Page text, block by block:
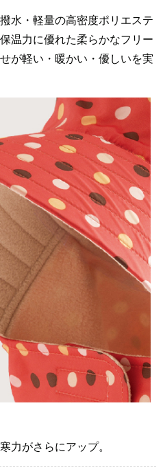
水・軽量の高密度ポリエステ
温力に優れた柔らかなフリー
が軽い・暖かい・優しいを実
力がさらにアップ。